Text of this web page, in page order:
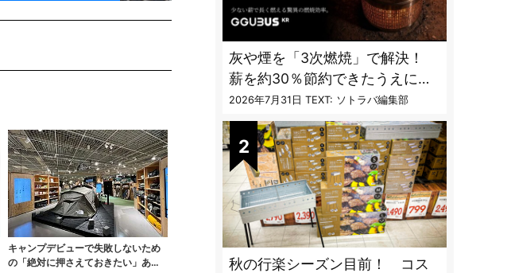
キャンプデビューで失敗しないため
の「絶対に押さえておきたい」ある
灰や煙を「3次燃焼」で解決！
薪を約30％節約できたうえに炎
も美しくなった焚火台
2026年7月31日 TEXT: ソトラバ編集部
秋の行楽シーズン目前！ コス